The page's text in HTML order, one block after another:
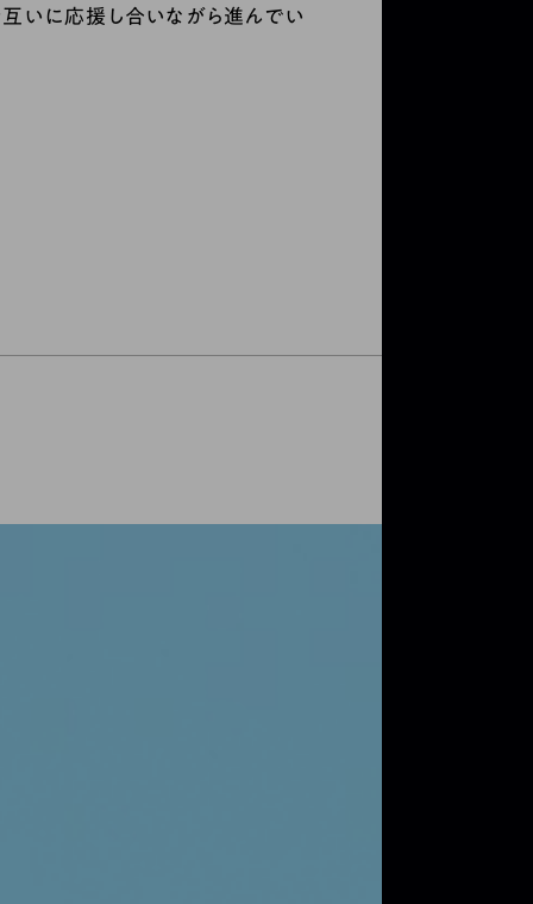
いに応援し合いながら進んでい